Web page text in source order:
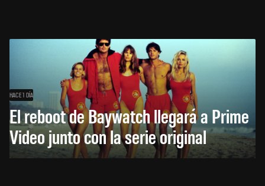
HACE 1 DÍA
El reboot de Baywatch llegará a Prime
Video junto con la serie original